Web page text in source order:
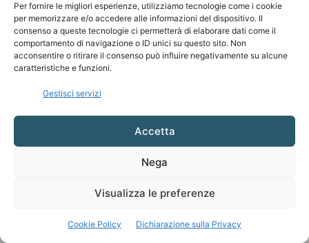
Per fornire le migliori esperienze, utilizziamo tecnologie come i cookie
per memorizzare e/o accedere alle informazioni del dispositivo. Il
consenso a queste tecnologie ci permetterà di elaborare dati come il
comportamento di navigazione o ID unici su questo sito. Non
acconsentire o ritirare il consenso può influire negativamente su alcune
caratteristiche e funzioni.
Gestisci servizi
Accetta
Nega
Visualizza le preferenze
Cookie Policy Dichiarazione sulla Privacy